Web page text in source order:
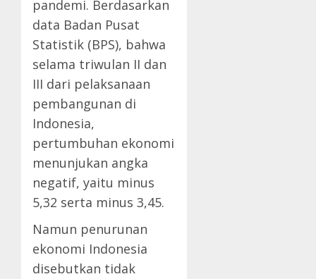
pandemi. Berdasarkan
data Badan Pusat
Statistik (BPS), bahwa
selama triwulan II dan
III dari pelaksanaan
pembangunan di
Indonesia,
pertumbuhan ekonomi
menunjukan angka
negatif, yaitu minus
5,32 serta minus 3,45.
Namun penurunan
ekonomi Indonesia
disebutkan tidak